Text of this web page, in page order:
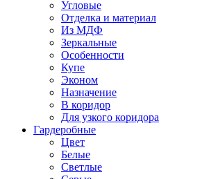
Угловые
Отделка и материал
Из МДФ
Зеркальные
Особенности
Купе
Эконом
Назначение
В коридор
Для узкого коридора
Гардеробные
Цвет
Белые
Светлые